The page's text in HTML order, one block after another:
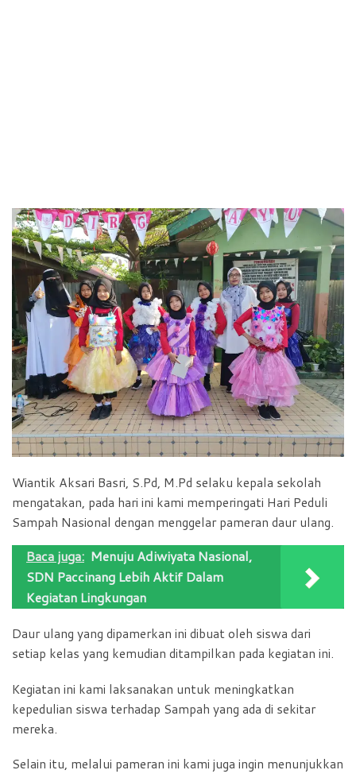
Wiantik Aksari Basri, S.Pd, M.Pd selaku kepala sekolah
mengatakan, pada hari ini kami memperingati Hari Peduli
Sampah Nasional dengan menggelar pameran daur ulang.
Baca juga: Menuju Adiwiyata Nasional,
SDN Paccinang Lebih Aktif Dalam
Kegiatan Lingkungan
Daur ulang yang dipamerkan ini dibuat oleh siswa dari
setiap kelas yang kemudian ditampilkan pada kegiatan ini.
Kegiatan ini kami laksanakan untuk meningkatkan
kepedulian siswa terhadap Sampah yang ada di sekitar
mereka.
Selain itu, melalui pameran ini kami juga ingin menunjukkan